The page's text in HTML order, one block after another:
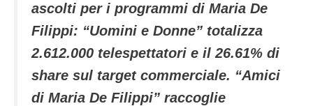
ascolti per i programmi di Maria De
Filippi: “Uomini e Donne” totalizza
2.612.000 telespettatori e il 26.61% di
share sul target commerciale. “Amici
di Maria De Filippi” raccoglie